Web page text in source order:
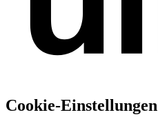
Cookie-Einstellungen